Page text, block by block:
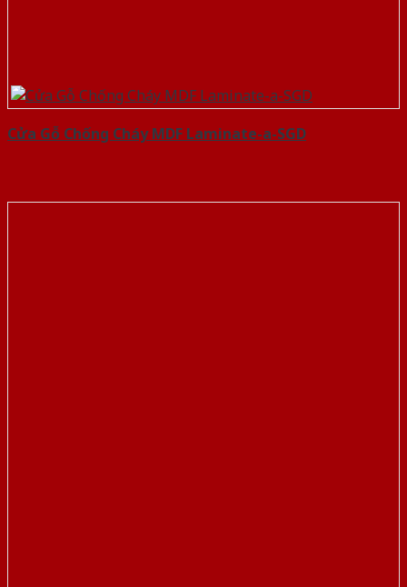
Cửa Gỗ Chống Cháy MDF Laminate-a-SGD